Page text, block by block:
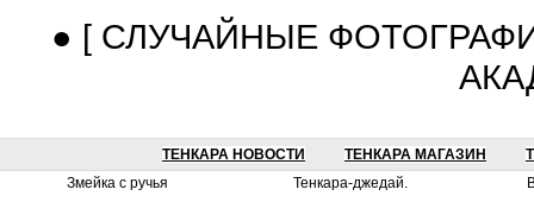
● [ СЛУЧАЙНЫЕ
ТЕНКАРА НОВОСТИ ТЕНКАРА МАГАЗИН
Змейка с ручья
Тенкара-джедай.